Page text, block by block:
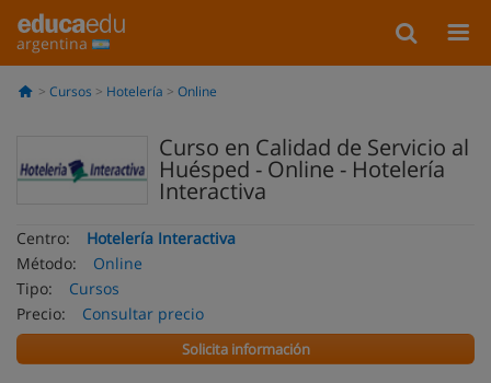
argentina
Cursos Hotelería Online
Curso en Calidad de Servicio al
Huésped - Online - Hotelería
Interactiva
Centro:
Hotelería Interactiva
Método:
Online
Tipo:
Cursos
Precio:
Consultar precio
Solicita información